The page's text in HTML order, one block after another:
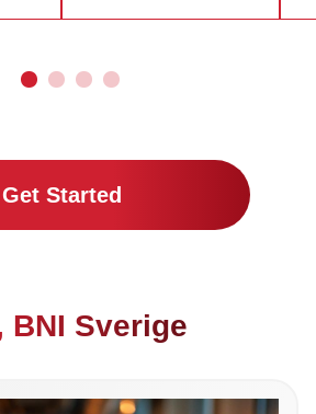
Get Started
BNI Sverige